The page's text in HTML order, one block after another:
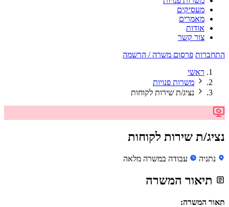
מעסיקים
מאמרים
אודות
צור קשר
התחברות פרסום משרה / הרשמה
ראשי
משרות פנויות
נציג/ת שירות לקוחות
נציג/ת שירות לקוחות
נתניה עבודה במשרה מלאה
תיאור המשרה
תאור המשרה: